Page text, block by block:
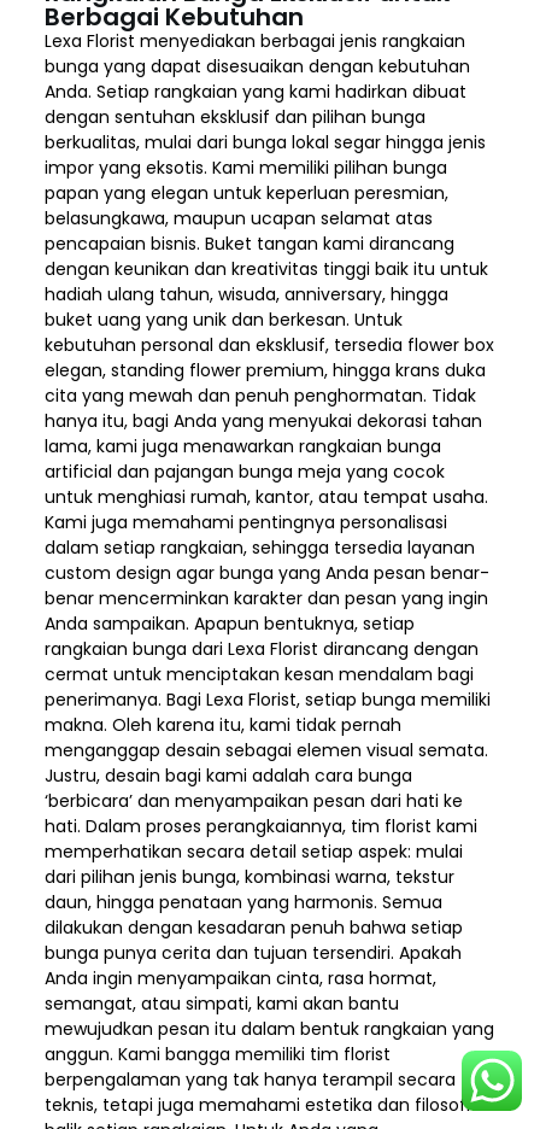
Berbagai Kebutuhan
Lexa Florist menyediakan berbagai jenis rangkaian
bunga yang dapat disesuaikan dengan kebutuhan
Anda. Setiap rangkaian yang kami hadirkan dibuat
dengan sentuhan eksklusif dan pilihan bunga
berkualitas, mulai dari bunga lokal segar hingga jenis
impor yang eksotis. Kami memiliki pilihan bunga
papan yang elegan untuk keperluan peresmian,
belasungkawa, maupun ucapan selamat atas
pencapaian bisnis. Buket tangan kami dirancang
dengan keunikan dan kreativitas tinggi baik itu untuk
hadiah ulang tahun, wisuda, anniversary, hingga
buket uang yang unik dan berkesan. Untuk
kebutuhan personal dan eksklusif, tersedia flower box
elegan, standing flower premium, hingga krans duka
cita yang mewah dan penuh penghormatan. Tidak
hanya itu, bagi Anda yang menyukai dekorasi tahan
lama, kami juga menawarkan rangkaian bunga
artificial dan pajangan bunga meja yang cocok
untuk menghiasi rumah, kantor, atau tempat usaha.
Kami juga memahami pentingnya personalisasi
dalam setiap rangkaian, sehingga tersedia layanan
custom design agar bunga yang Anda pesan benar-
benar mencerminkan karakter dan pesan yang ingin
Anda sampaikan. Apapun bentuknya, setiap
rangkaian bunga dari Lexa Florist dirancang dengan
cermat untuk menciptakan kesan mendalam bagi
penerimanya. Bagi Lexa Florist, setiap bunga memiliki
makna. Oleh karena itu, kami tidak pernah
menganggap desain sebagai elemen visual semata.
Justru, desain bagi kami adalah cara bunga
‘berbicara’ dan menyampaikan pesan dari hati ke
hati. Dalam proses perangkaiannya, tim florist kami
memperhatikan secara detail setiap aspek: mulai
dari pilihan jenis bunga, kombinasi warna, tekstur
daun, hingga penataan yang harmonis. Semua
dilakukan dengan kesadaran penuh bahwa setiap
bunga punya cerita dan tujuan tersendiri. Apakah
Anda ingin menyampaikan cinta, rasa hormat,
semangat, atau simpati, kami akan bantu
mewujudkan pesan itu dalam bentuk rangkaian yang
anggun. Kami bangga memiliki tim florist
berpengalaman yang tak hanya terampil secara
teknis, tetapi juga memahami estetika dan filosofi di